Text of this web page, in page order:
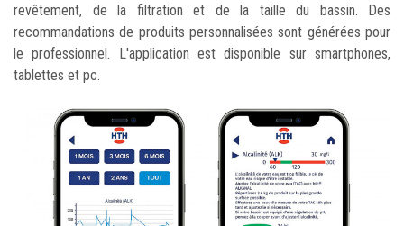
revêtement, de la filtration et de la taille du bassin. Des
recommandations de produits personnalisées sont générées pour
le professionnel. L'application est disponible sur smartphones,
tablettes et pc.